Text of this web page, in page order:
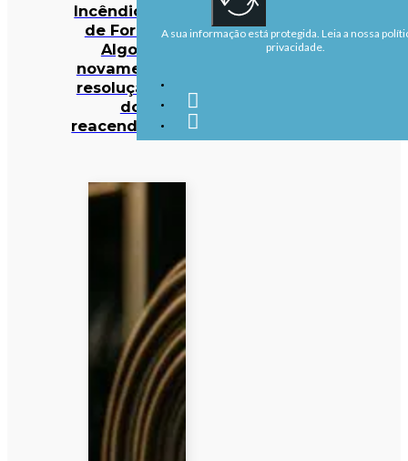
Incêndios: Fogo
de Fornos de
Algodres
novamente em
resolução após
dois
reacendimentos
A sua informação está protegida. Leia a nossa
privacidade.